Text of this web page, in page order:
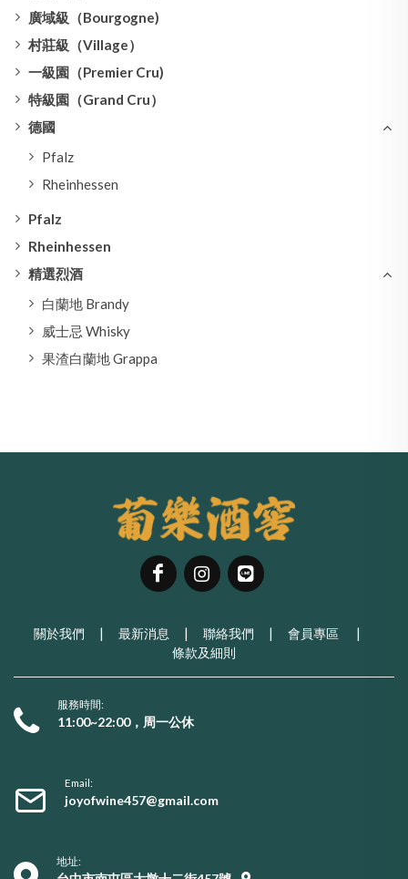
廣域級（Bourgogne)
村莊級（Village）
一級園（Premier Cru)
特級園（Grand Cru）
德國
Pfalz
Rheinhessen
Pfalz
Rheinhessen
精選烈酒
白蘭地 Brandy
威士忌 Whisky
果渣白蘭地 Grappa
關於我們 | 最新消息 | 聯絡我們 | 會員專區
|
條款及細則
服務時間:
11:00~22:00，周一公休
Email:
joyofwine457@gmail.com
地址: